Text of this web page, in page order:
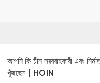
আপনি কি চীন সরবরাহকারী এবং
খুঁজছেন | HOIN